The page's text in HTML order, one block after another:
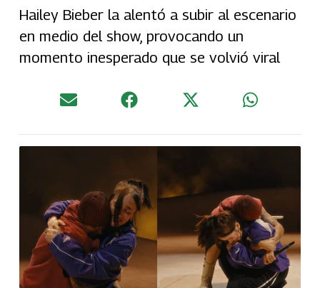
Hailey Bieber la alentó a subir al escenario
en medio del show, provocando un
momento inesperado que se volvió viral